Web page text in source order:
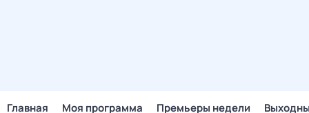
Главная Моя программа Премьеры недели